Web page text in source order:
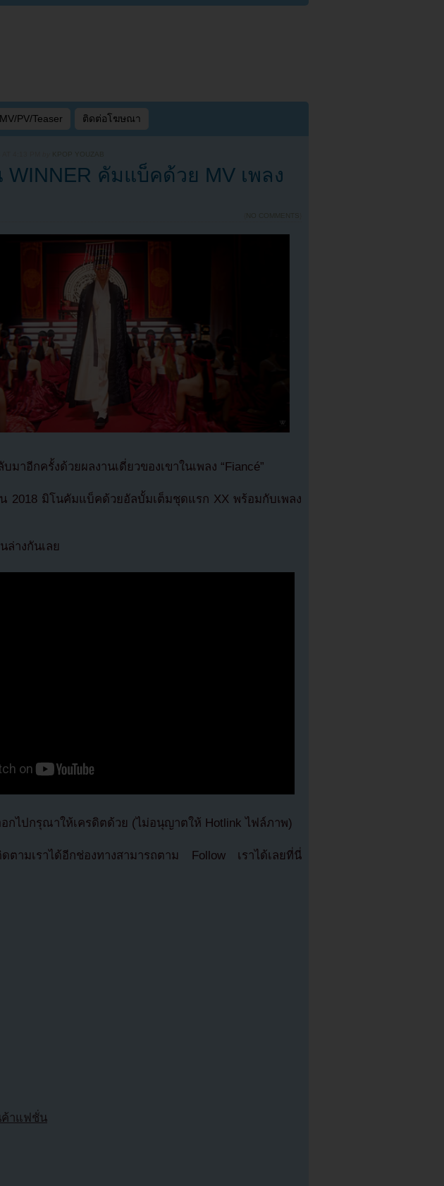
MV/PV/Teaser ติดต่อโฆษณา
KPOP YOUZAB
คัมแบ็คด้วย MV เพลง
NO COMMENTS
มาอีกครั้งด้วยผลงานเดี่ยวของเขาในเพลง “Fiancé”
2018 มิโนคัมแบ็คด้วยอัลบั้มเต็มชุดแรก XX พร้อมกับเพลง
างกันเลย
กไปกรุณาให้เครดิตด้วย (ไม่อนุญาตให้ Hotlink ไฟล์ภาพ)
ตามเราได้อีกช่องทางสามารถตาม Follow เราได้เลยที่นี่